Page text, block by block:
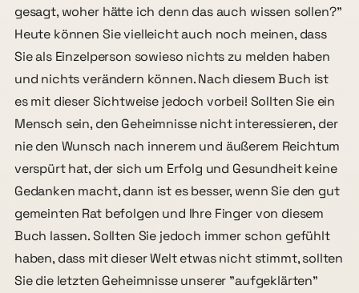
gesagt, woher hätte ich denn das auch wissen sollen?"
Heute können Sie vielleicht auch noch meinen, dass
Sie als Einzelperson sowieso nichts zu melden haben
und nichts verändern können. Nach diesem Buch ist
es mit dieser Sichtweise jedoch vorbei! Sollten Sie ein
Mensch sein, den Geheimnisse nicht interessieren, der
nie den Wunsch nach innerem und äußerem Reichtum
verspürt hat, der sich um Erfolg und Gesundheit keine
Gedanken macht, dann ist es besser, wenn Sie den gut
gemeinten Rat befolgen und Ihre Finger von diesem
Buch lassen. Sollten Sie jedoch immer schon gefühlt
haben, dass mit dieser Welt etwas nicht stimmt, sollten
Sie die letzten Geheimnisse unserer "aufgeklärten"